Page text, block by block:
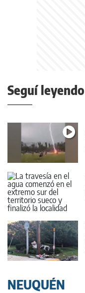
Seguí leyendo
NEUQUÉN